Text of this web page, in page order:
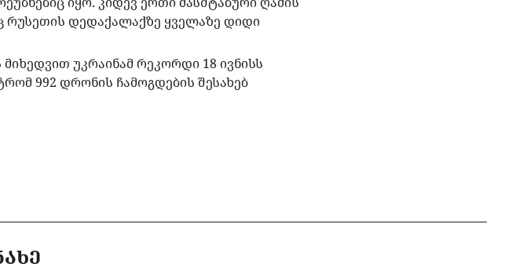
რუსეთის დედაქალაქზე ყველაზე დიდი
უკრაინამ რეკორდი 18 ივნისს
992 დრონის ჩამოგდების შესახებ